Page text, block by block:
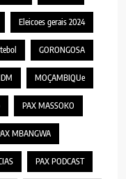
Eleicoes gerais 2024
GORONGOSA
MOÇAMBIQUe
PAX MASSOKO
MBANGWA
PAX PODCAST